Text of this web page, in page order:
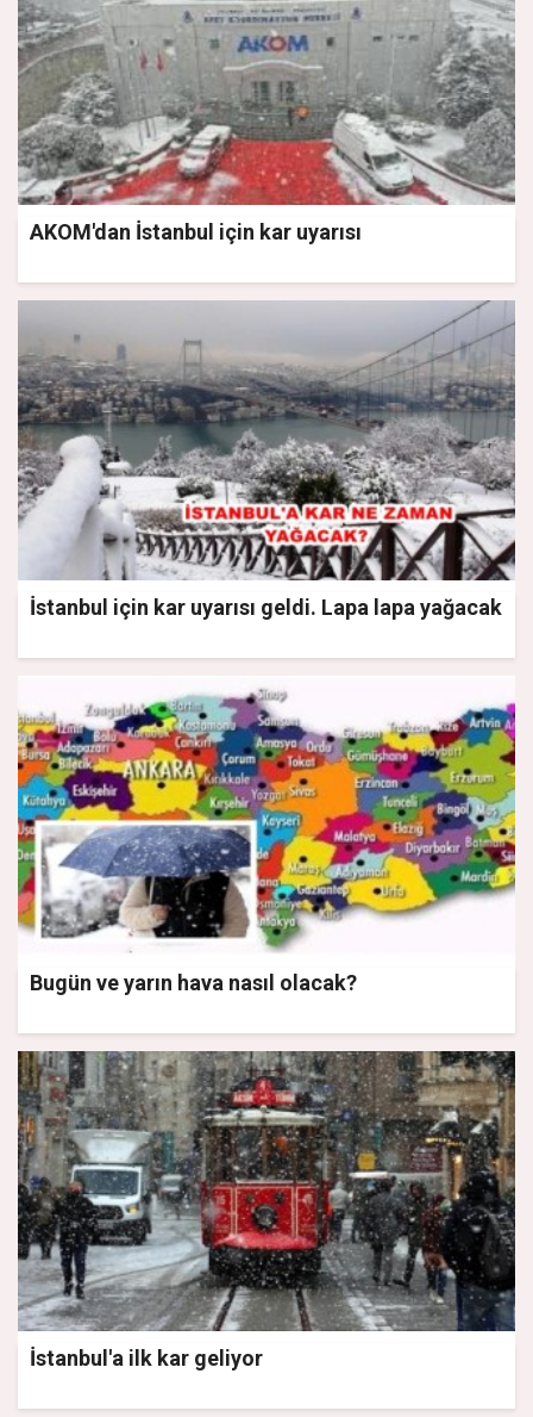
AKOM'dan İstanbul için kar uyarısı
İstanbul için kar uyarısı geldi. Lapa lapa yağacak
Bugün ve yarın hava nasıl olacak?
İstanbul'a ilk kar geliyor